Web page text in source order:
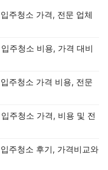
주청소 가격, 전문 업체
주청소 비용, 가격 대비
주청소 가격 비용, 전문
주청소 가격, 비용 및 전
주청소 후기, 가격비교와